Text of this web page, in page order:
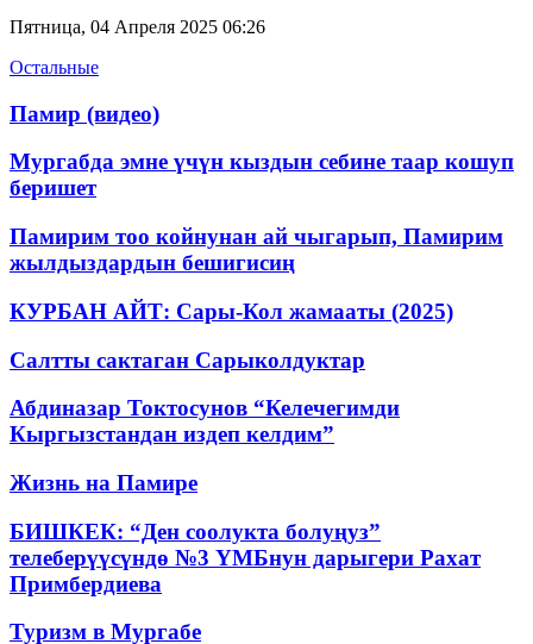
Пятница, 04 Апреля 2025 06:26
Остальные
Памир (видео)
Мургабда эмне үчүн кыздын себине таар кошуп
беришет
Памирим тоо койнунан ай чыгарып, Памирим
жылдыздардын бешигисиң
КУРБАН АЙТ: Сары-Кол жамааты (2025)
Салтты сактаган Cарыколдуктар
Абдиназар Токтосунов “Келечегимди
Кыргызстандан издеп келдим”
Жизнь на Памире
БИШКЕК: “Ден соолукта болуңуз”
телеберүүсүндө №3 ҮМБнун дарыгери Рахат
Примбердиева
Туризм в Мургабе